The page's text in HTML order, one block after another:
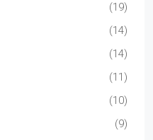
(19)
(14)
(14)
(11)
(10)
(9)